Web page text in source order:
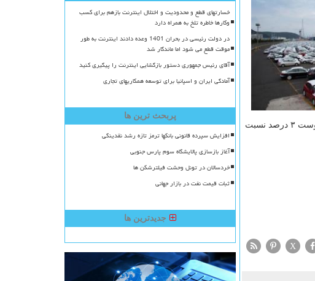
راهپیمایی روز ۱۵ آگوست در مرکز شهر بود. فروش خرده فروشی ها که نشان دهنده مصرف بخش خصوصی است در ماه آگوست ۳ درصد نسبت
X
خسارتهای قطع و محدودیت و اختلال اینترنت بازهم برای کسب
وکارها خاطره تلخ به همراه دارد
در دولت رئیسی در بحران 1401 وعده دادند اینترنت به طور
موقت قطع می شود اما ماندگار شد
آقای رئیس جمهوری دستور بازگشایی اینترنت را پیگیری کنید
آمادگی ایران و اسپانیا برای توسعه همکاریهای تجاری
پربحث ترین ها
افزایش سپرده قانونی بانکها ترمز تازه رشد نقدینگی
آغاز بازسازی پالایشگاه سوم پارس جنوبی
خردسالان در تونل وحشت فیلترشکن ها
ثبات قیمت نفت در بازار جهانی
جدیدترین ها